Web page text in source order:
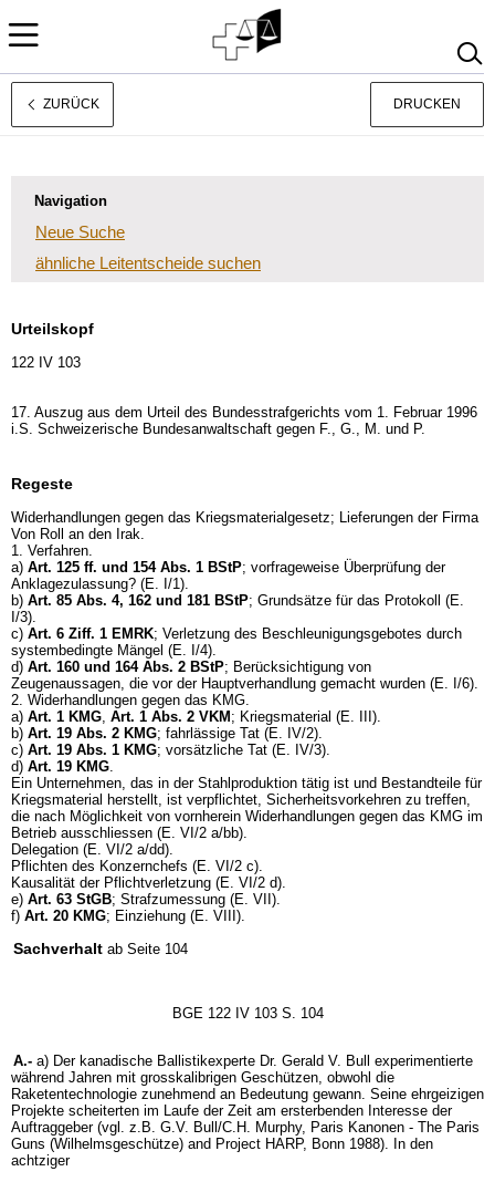
Français
ZURÜCK DRUCKEN
Navigation
Neue Suche
ähnliche Leitentscheide suchen
Urteilskopf
122 IV 103
17. Auszug aus dem Urteil des Bundesstrafgerichts vom 1. Februar 1996
i.S. Schweizerische Bundesanwaltschaft gegen F., G., M. und P.
Regeste
Widerhandlungen gegen das Kriegsmaterialgesetz; Lieferungen der Firma
Von Roll an den Irak.
1. Verfahren.
a) Art. 125 ff. und 154 Abs. 1 BStP; vorfrageweise Überprüfung der
Anklagezulassung? (E. I/1).
b) Art. 85 Abs. 4, 162 und 181 BStP; Grundsätze für das Protokoll (E.
I/3).
c) Art. 6 Ziff. 1 EMRK; Verletzung des Beschleunigungsgebotes durch
systembedingte Mängel (E. I/4).
d) Art. 160 und 164 Abs. 2 BStP; Berücksichtigung von
Zeugenaussagen, die vor der Hauptverhandlung gemacht wurden (E. I/6).
2. Widerhandlungen gegen das KMG.
a) Art. 1 KMG, Art. 1 Abs. 2 VKM ; Kriegsmaterial (E. III).
b) Art. 19 Abs. 2 KMG; fahrlässige Tat (E. IV/2).
c) Art. 19 Abs. 1 KMG; vorsätzliche Tat (E. IV/3).
d) Art. 19 KMG.
Ein Unternehmen, das in der Stahlproduktion tätig ist und Bestandteile für
Kriegsmaterial herstellt, ist verpflichtet, Sicherheitsvorkehren zu treffen,
die nach Möglichkeit von vornherein Widerhandlungen gegen das KMG im
Betrieb ausschliessen (E. VI/2 a/bb).
Delegation (E. VI/2 a/dd).
Pflichten des Konzernchefs (E. VI/2 c).
Kausalität der Pflichtverletzung (E. VI/2 d).
e) Art. 63 StGB; Strafzumessung (E. VII).
f) Art. 20 KMG; Einziehung (E. VIII).
Sachverhalt ab Seite 104
BGE 122 IV 103 S. 104
A.- a) Der kanadische Ballistikexperte Dr. Gerald V. Bull experimentierte
während Jahren mit grosskalibrigen Geschützen, obwohl die
Raketentechnologie zunehmend an Bedeutung gewann. Seine ehrgeizigen
Projekte scheiterten im Laufe der Zeit am ersterbenden Interesse der
Auftraggeber (vgl. z.B. G.V. Bull/C.H. Murphy, Paris Kanonen - The Paris
Guns (Wilhelmsgeschütze) and Project HARP, Bonn 1988). In den
achtziger